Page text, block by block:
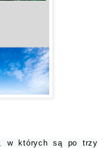
w których są po trzy